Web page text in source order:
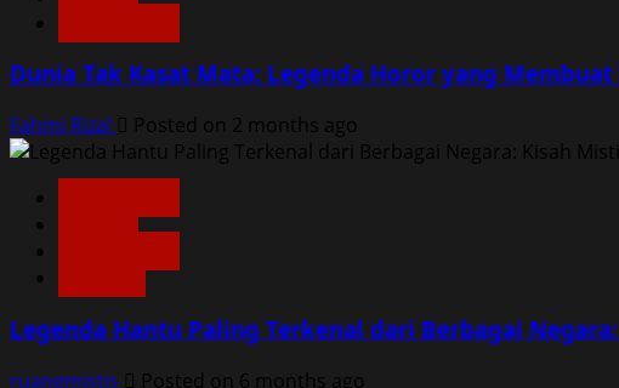
Dunia Tak Kasat Mata: Legenda Horor yang
Fahmi Rizal Posted on 2 months ago
Legenda Hantu Paling Terkenal dari Berbagai
ruangmistis Posted on 6 months ago